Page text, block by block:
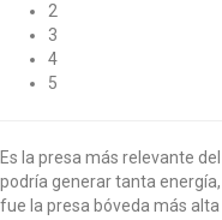
2
3
4
5
Es la presa más relevante
podría generar tanta
fue la presa bóveda más